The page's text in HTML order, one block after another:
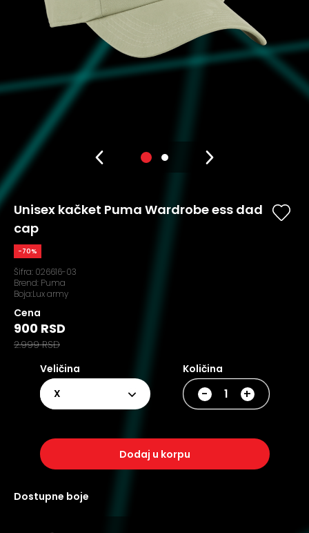
Unisex kačket Puma Wardrobe ess dad
cap
-70%
Šifra: 026616-03
Brend: Puma
Boja:Lux army
Cena
900 RSD
2.999 RSD
Veličina
X
Količina
- +
dodaj u korpu
dostupne boje